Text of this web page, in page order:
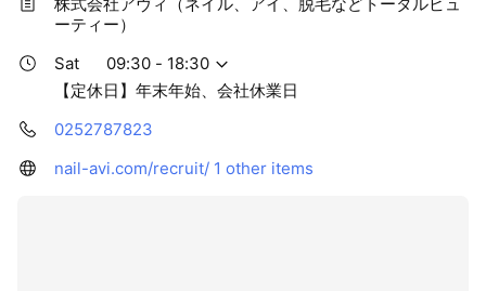
ーティー）
Sat
09:30 - 18:30
【定休日】年末年始、会社休業日
0252787823
nail-avi.com/recruit/ 1 other items